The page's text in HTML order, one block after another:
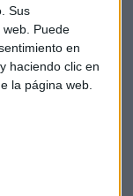
Sus
Puede
en
haciendo clic en
la página web.